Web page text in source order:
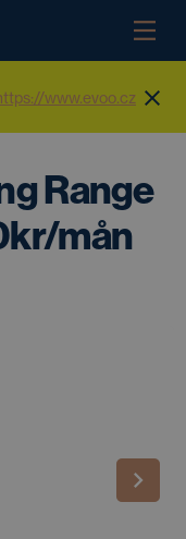
www.evoo.cz
Range
mån